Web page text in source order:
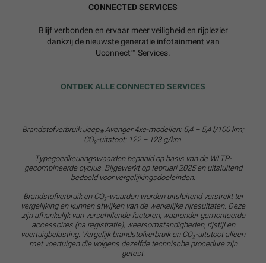
CONNECTED SERVICES
Blijf verbonden en ervaar meer veiligheid en rijplezier
dankzij de nieuwste generatie infotainment van
Uconnect™ Services.
ONTDEK ALLE CONNECTED SERVICES
Brandstofverbruik Jeep®Avenger 4xe-modellen: 5,4 – 5,4 l/100 km;
CO₂-uitstoot: 122 – 123 g/km.
Typegoedkeuringswaarden bepaald op basis van de WLTP-
gecombineerde cyclus. Bijgewerkt op februari 2025 en uitsluitend
bedoeld voor vergelijkingsdoeleinden.
Brandstofverbruik en CO₂-waarden worden uitsluitend verstrekt ter
vergelijking en kunnen afwijken van de werkelijke rijresultaten. Deze
zijn afhankelijk van verschillende factoren, waaronder gemonteerde
accessoires (na registratie), weersomstandigheden, rijstijl en
voertuigbelasting. Vergelijk brandstofverbruik en CO₂-uitstoot alleen
met voertuigen die volgens dezelfde technische procedure zijn
getest.